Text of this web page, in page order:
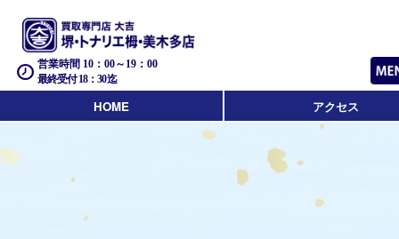
営業時間 10：00～19：00
最終受付 18：30迄
HOME アクセス